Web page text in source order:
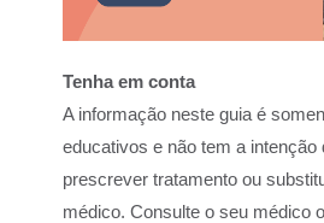
Tenha em conta
A informação neste guia é
educativos e não tem a intenção
prescrever tratamento ou
médico. Consulte o seu médico